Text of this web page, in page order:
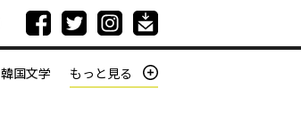
韓国文学 もっと見る